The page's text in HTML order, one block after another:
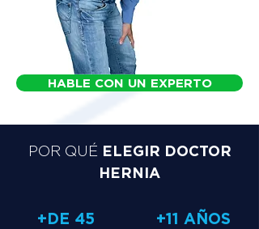
HABLE CON UN EXPERTO
POR QUÉ ELEGIR DOCTOR
HERNIA
+DE 45 +11 AÑOS